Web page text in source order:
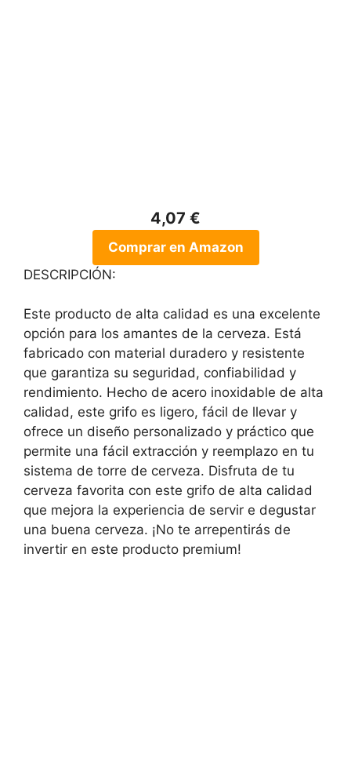
4,07 €
Comprar en Amazon
DESCRIPCIÓN:
Este producto de alta calidad es una excelente
opción para los amantes de la cerveza. Está
fabricado con material duradero y resistente
que garantiza su seguridad, confiabilidad y
rendimiento. Hecho de acero inoxidable de alta
calidad, este grifo es ligero, fácil de llevar y
ofrece un diseño personalizado y práctico que
permite una fácil extracción y reemplazo en tu
sistema de torre de cerveza. Disfruta de tu
cerveza favorita con este grifo de alta calidad
que mejora la experiencia de servir e degustar
una buena cerveza. ¡No te arrepentirás de
invertir en este producto premium!